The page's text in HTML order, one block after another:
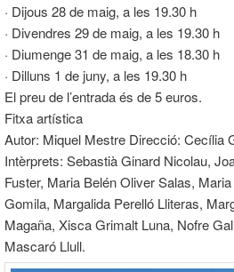
· Dijous 28 de maig, a les 19.30 h
· Divendres 29 de maig, a les 19.30 h
· Diumenge 31 de maig, a les 18.30 h
· Dilluns 1 de juny, a les 19.30 h
El preu de l’entrada és de 5 euros.
Fitxa artística
Autor: Miquel Mestre Direcció: Cecília
Intèrprets: Sebastià Ginard Nicolau,
Fuster, Maria Belén Oliver Salas,
Gomila, Margalida Perelló Lliteras,
Magaña, Xisca Grimalt Luna, Nofre
Mascaró Llull.